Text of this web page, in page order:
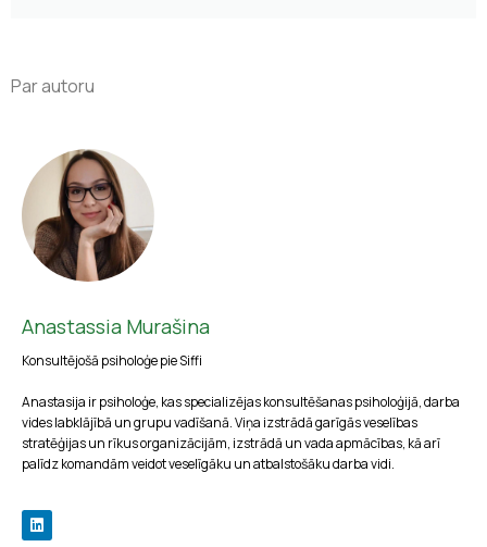
Par autoru
Anastassia Murašina
Konsultējošā psiholoģe pie Siffi
Anastasija ir psiholoģe, kas specializējas konsultēšanas psiholoģijā, darba
vides labklājībā un grupu vadīšanā. Viņa izstrādā garīgās veselības
stratēģijas un rīkus organizācijām, izstrādā un vada apmācības, kā arī
palīdz komandām veidot veselīgāku un atbalstošāku darba vidi.